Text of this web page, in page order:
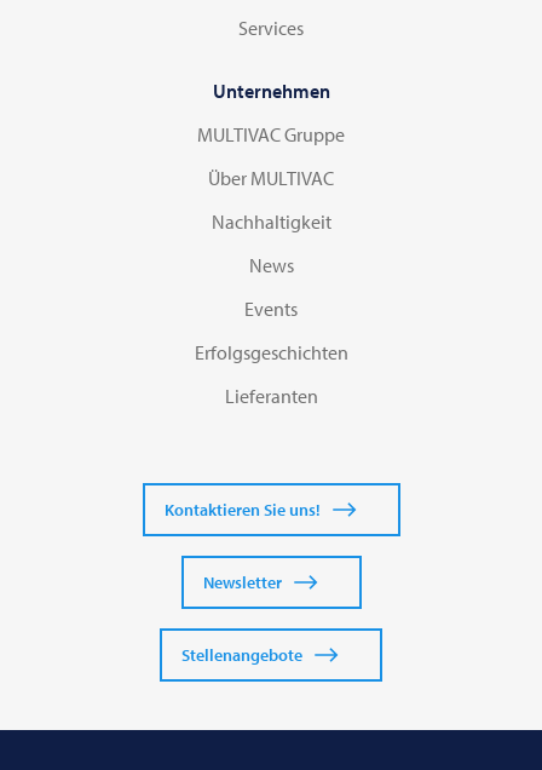
Services
Unternehmen
MULTIVAC Gruppe
Über MULTIVAC
Nachhaltigkeit
News
Events
Erfolgsgeschichten
Lieferanten
Kontaktieren Sie uns!
Newsletter
Stellenangebote